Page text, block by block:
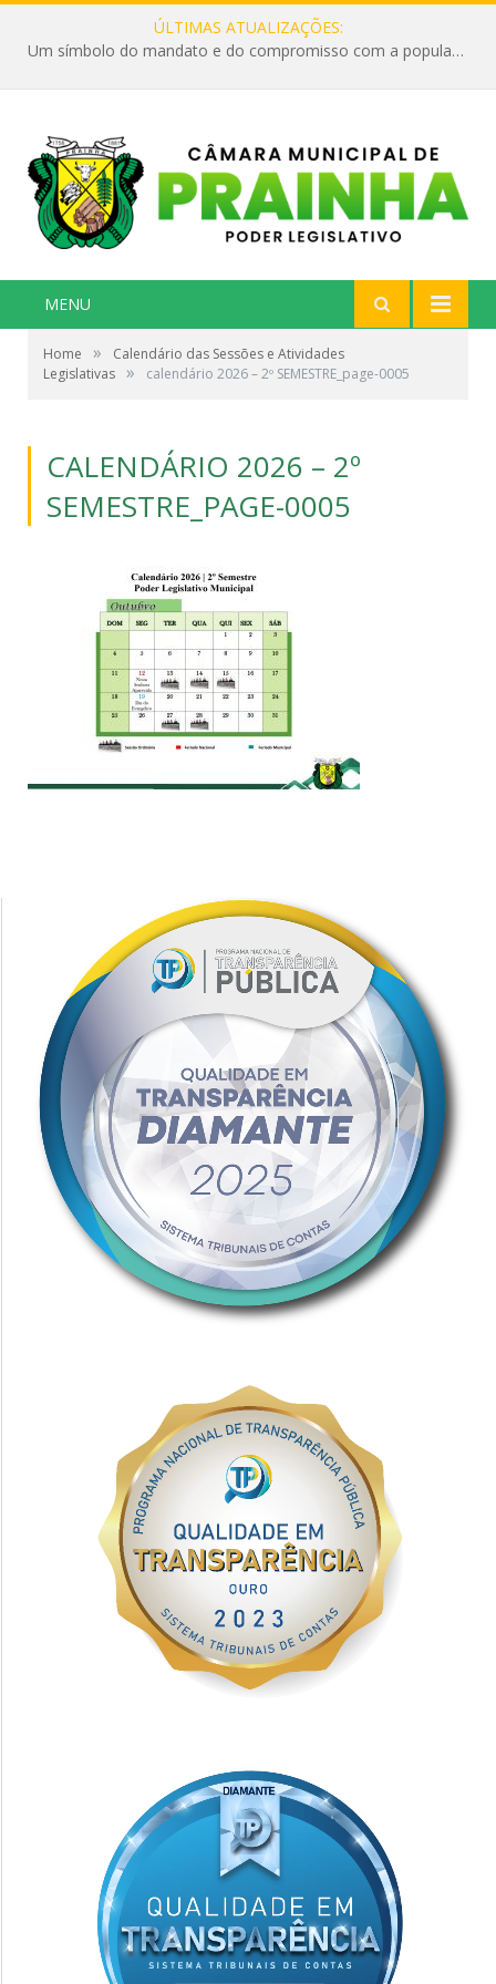
ÚLTIMAS ATUALIZAÇÕES:
Um símbolo do mandato e do compromisso com a população
MENU
Home »
Calendário das Sessões e Atividades
Legislativas » calendário 2026 – 2º SEMESTRE_page-0005
CALENDÁRIO 2026 – 2º
SEMESTRE_PAGE-0005